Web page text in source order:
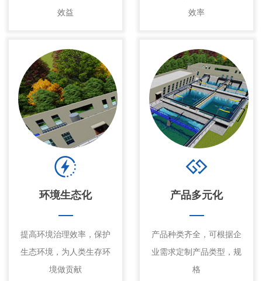
效益
效率
环境生态化
提高环境治理效率，保护
生态环境，为人类生存环
境做贡献
产品多元化
产品种类齐全，可根据企
业需求定制产品类型，规
格